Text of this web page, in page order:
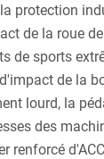
protection
de la roue
de sports
de la
lourd, la
des
renforcé